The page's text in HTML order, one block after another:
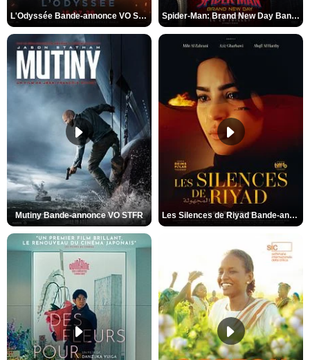
L'Odyssée Bande-annonce VO STFR Spider-Man: Brand New Day Bande-annonce VO STFR
Mutiny Bande-annonce VO STFR Les Silences de Riyad Bande-annonce VO STFR